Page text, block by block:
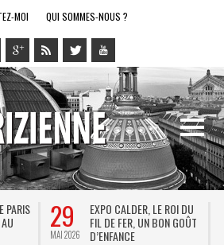
MOI QUI SOMMES-NOUS ?
PARIS
29
MAI 2026
EXPO CALDER, LE ROI DU
FIL DE FER, UN BON GOÛT
D’ENFANCE